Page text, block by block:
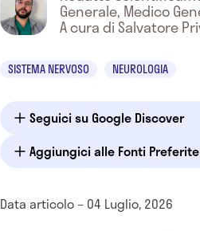
Generale, Medico
A cura di Salvatore
SISTEMA NERVOSO NEUROLOGIA
Seguici su Google Discover
Aggiungici alle Fonti
Data articolo – 04 Luglio, 2026